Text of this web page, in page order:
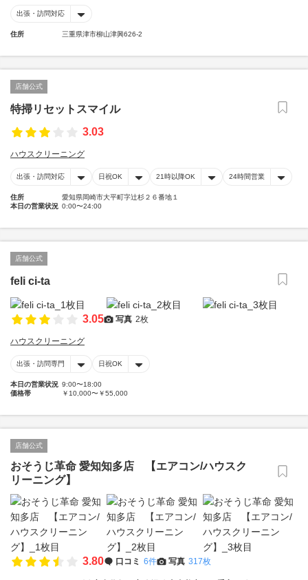
出張・訪問対応
住所 三重県津市柳山津興626-2
店舗公式
特掃リセットスマイル
3.03
ハウスクリーニング
出張・訪問対応 日祝OK 21時以降OK 24時間営業
住所
愛知県岡崎市大平町字辻杉２６番地１
本日の営業状況 0:00〜24:00
店舗公式
feli ci-ta
3.05 写真 2枚
ハウスクリーニング
出張・訪問専門 日祝OK
本日の営業状況 9:00〜18:00
価格帯
￥10,000〜￥55,000
店舗公式
おそうじ革命 愛知知多店 【エアコン/ハウスク
リーニング】
3.80 口コミ 6件 写真 317枚